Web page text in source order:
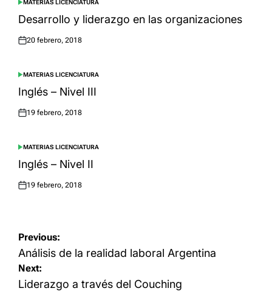
POSTED
IN
MATERIAS LICENCIATURA
Desarrollo y liderazgo en las organizaciones
Posted
20 febrero, 2018
POSTED
IN
MATERIAS LICENCIATURA
Inglés – Nivel III
Posted
19 febrero, 2018
POSTED
IN
MATERIAS LICENCIATURA
Inglés – Nivel II
Posted
19 febrero, 2018
Navegación
de
entradas
Previous:
Análisis de la realidad laboral Argentina
Next:
Liderazgo a través del Couching